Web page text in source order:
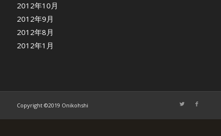
2012年10月
2012年9月
2012年8月
2012年1月
Copyright ©2019 Onikohshi